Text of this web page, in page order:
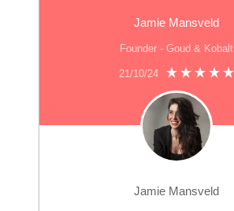
Jamie Mansveld
Founder - Goud & Kobalt
21/10/24
Jamie Mansveld